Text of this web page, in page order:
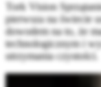
Tork Vision
pierwsza na świecie
dowodem na to, że
technologicznym i
utrzymania czystości.